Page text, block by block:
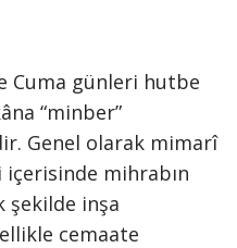
Cuma günleri hutbe
“minber”
Genel olarak mimarî
içerisinde mihrabın
şekilde inşa
cemaate